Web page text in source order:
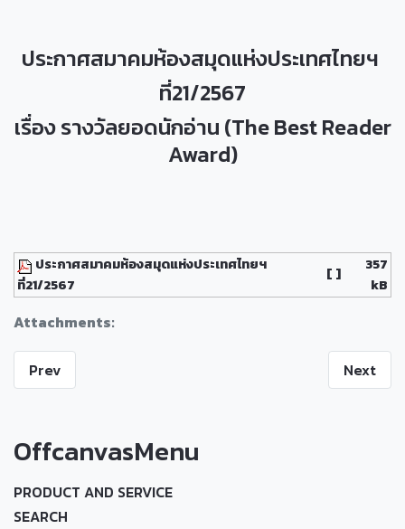
ประกาศสมาคมห้องสมุดแห่งประเทศไทยฯ
ที่21/2567
เรื่อง รางวัลยอดนักอ่าน (The Best Reader
Award)
Attachments:
ประกาศสมาคมห้องสมุดแห่งประเทศไทยฯ
ที่21/2567
[ ]
357
kB
Prev Next
OffcanvasMenu
PRODUCT AND SERVICE
SEARCH